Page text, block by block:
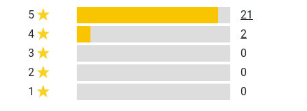
5
21
4
2
3
0
2
0
1
0